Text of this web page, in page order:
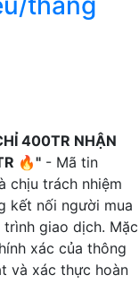
400TR NHẬN
🔥" - Mã tin
chịu trách nhiệm
kết nối người mua
giao dịch. Mặc
xác của thông
và xác thực hoàn